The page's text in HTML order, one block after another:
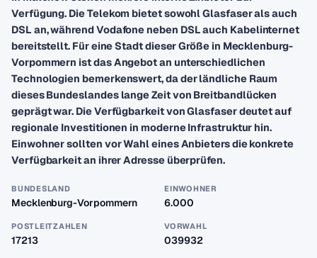
Verfügung. Die Telekom bietet sowohl Glasfaser als auch
DSL an, während Vodafone neben DSL auch Kabelinternet
bereitstellt. Für eine Stadt dieser Größe in Mecklenburg-
Vorpommern ist das Angebot an unterschiedlichen
Technologien bemerkenswert, da der ländliche Raum
dieses Bundeslandes lange Zeit von Breitbandlücken
geprägt war. Die Verfügbarkeit von Glasfaser deutet auf
regionale Investitionen in moderne Infrastruktur hin.
Einwohner sollten vor Wahl eines Anbieters die konkrete
Verfügbarkeit an ihrer Adresse überprüfen.
BUNDESLAND
Mecklenburg-Vorpommern
EINWOHNER
6.000
POSTLEITZAHLEN
17213
VORWAHL
039932